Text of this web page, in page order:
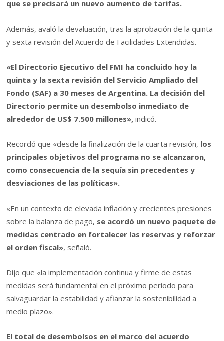
que se precisará un nuevo aumento de tarifas.
Además, avaló la devaluación, tras la aprobación de la quinta
y sexta revisión del Acuerdo de Facilidades Extendidas.
«El Directorio Ejecutivo del FMI ha concluido hoy la
quinta y la sexta revisión del Servicio Ampliado del
Fondo (SAF) a 30 meses de Argentina. La decisión del
Directorio permite un desembolso inmediato de
alrededor de US$ 7.500 millones», indicó.
Recordó que «desde la finalización de la cuarta revisión, los
principales objetivos del programa no se alcanzaron,
como consecuencia de la sequía sin precedentes y
desviaciones de las políticas».
«En un contexto de elevada inflación y crecientes presiones
sobre la balanza de pago, se acordó un nuevo paquete de
medidas centrado en fortalecer las reservas y reforzar
el orden fiscal», señaló.
Dijo que «la implementación continua y firme de estas
medidas será fundamental en el próximo periodo para
salvaguardar la estabilidad y afianzar la sostenibilidad a
medio plazo».
El total de desembolsos en el marco del acuerdo